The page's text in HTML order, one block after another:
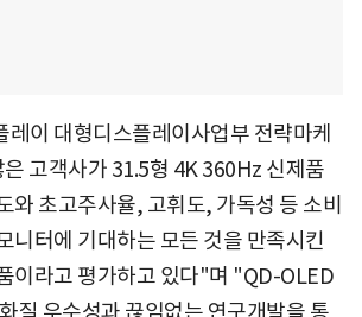
레이 대형디스플레이사업부 전략마케
고객사가 31.5형 4K 360Hz 신제품
와 초고주사율, 고휘도, 가독성 등 소비
니터에 기대하는 모든 것을 만족시킨
이라고 평가하고 있다"며 "QD-OLED
질 우수성과 끊임없는 연구개발을 통